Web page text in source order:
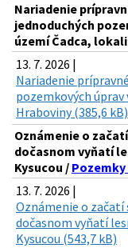
Nariadenie
jednoduchých
území Čadca,
13. 7. 2026 |
Nariadenie
pozemkových
Hraboviny (385,6 kB)
Oznámenie o
dočasnom vyňatí
Kysucou / Pozemky
13. 7. 2026 |
Oznámenie o
dočasnom vyňatí
Kysucou (543,7 kB)